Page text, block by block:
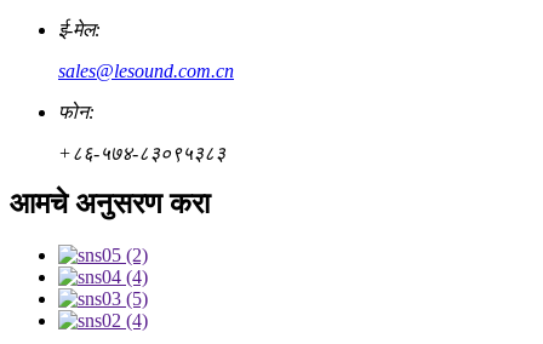
ई-मेल:
sales@lesound.com.cn
फोन:
+८६-५७४-८३०९५३८३
आमचे अनुसरण करा